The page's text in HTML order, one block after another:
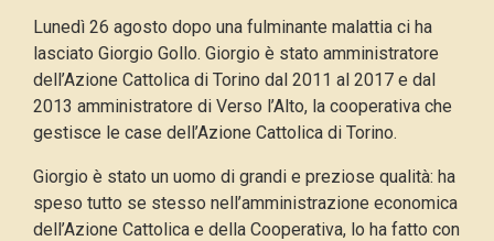
Lunedì 26 agosto dopo una fulminante malattia ci ha
lasciato Giorgio Gollo. Giorgio è stato amministratore
dell’Azione Cattolica di Torino dal 2011 al 2017 e dal
2013 amministratore di Verso l’Alto, la cooperativa che
gestisce le case dell’Azione Cattolica di Torino.
Giorgio è stato un uomo di grandi e preziose qualità: ha
speso tutto se stesso nell’amministrazione economica
dell’Azione Cattolica e della Cooperativa, lo ha fatto con